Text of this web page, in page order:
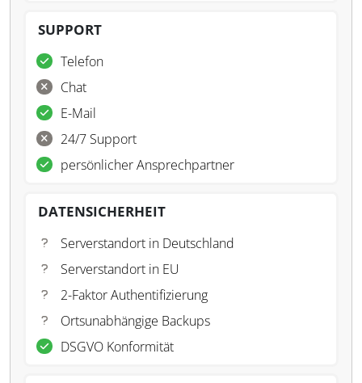
SUPPORT
Telefon
Chat
E-Mail
24/7 Support
persönlicher Ansprechpartner
DATENSICHERHEIT
Serverstandort in Deutschland
Serverstandort in EU
2-Faktor Authentifizierung
Ortsunabhängige Backups
DSGVO Konformität